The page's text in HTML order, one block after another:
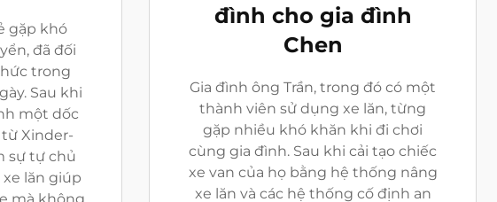
gặp khó
đã đối
trong
Sau khi
một dốc
từ Xinder-
sự tự chủ
lăn giúp
đình cho gia đình
Chen
Gia đình ông Trần, trong đó có một
thành viên sử dụng xe lăn, từng
gặp nhiều khó khăn khi đi chơi
cùng gia đình. Sau khi cải tạo chiếc
xe van của họ bằng hệ thống nâng
xe lăn và các hệ thống cố định an